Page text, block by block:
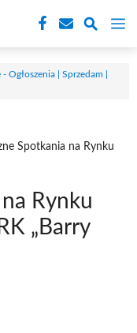
Ogłoszenia | Sprzedam |
Spotkania na Rynku
Rynku
„Barry